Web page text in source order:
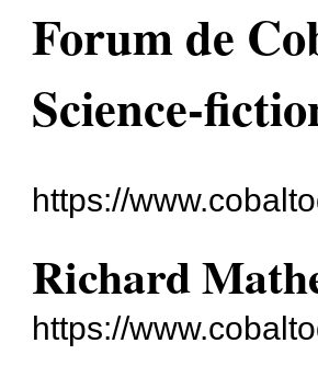
Forum de
Science-
https://
Richard
https://